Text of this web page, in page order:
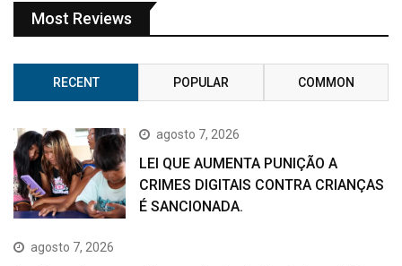
Most Reviews
RECENT POPULAR COMMON
agosto 7, 2026
LEI QUE AUMENTA PUNIÇÃO A
CRIMES DIGITAIS CONTRA CRIANÇAS
É SANCIONADA.
agosto 7, 2026